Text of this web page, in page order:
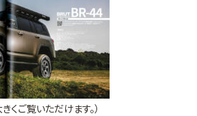
くご覧いただけます。）